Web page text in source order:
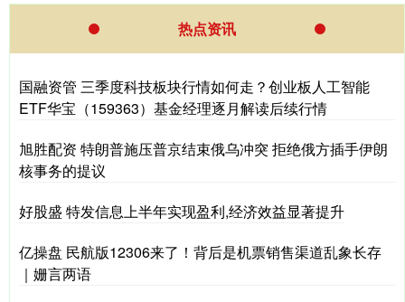
热点资讯
国融资管 三季度科技板块行情如何走？创业板人工智能
ETF华宝（159363）基金经理逐月解读后续行情
旭胜配资 特朗普施压普京结束俄乌冲突 拒绝俄方插手伊朗
核事务的提议
好股盛 特发信息上半年实现盈利,经济效益显著提升
亿操盘 民航版12306来了！背后是机票销售渠道乱象长存
｜姗言两语